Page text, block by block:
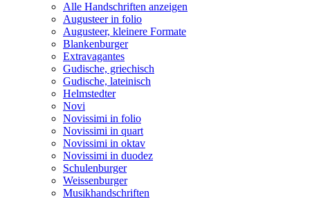
Alle Handschriften anzeigen
Augusteer in folio
Augusteer, kleinere Formate
Blankenburger
Extravagantes
Gudische, griechisch
Gudische, lateinisch
Helmstedter
Novi
Novissimi in folio
Novissimi in quart
Novissimi in oktav
Novissimi in duodez
Schulenburger
Weissenburger
Musikhandschriften